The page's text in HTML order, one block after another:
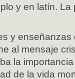
y en latín.
y enseñanzas
al mensaje
la
de la vida